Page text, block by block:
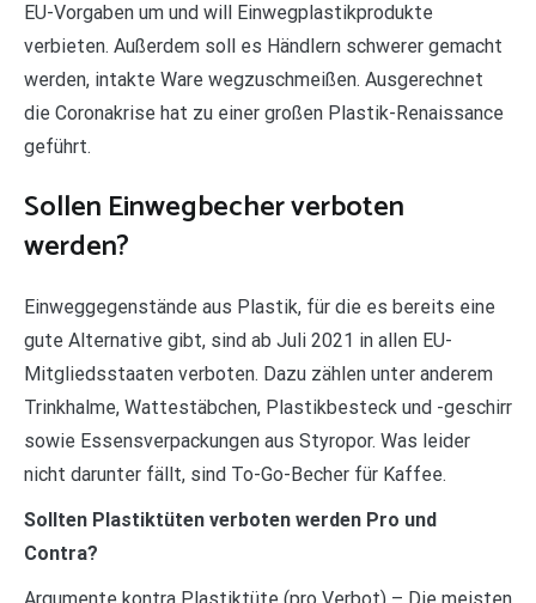
EU-Vorgaben um und will Einwegplastikprodukte
verbieten. Außerdem soll es Händlern schwerer gemacht
werden, intakte Ware wegzuschmeißen. Ausgerechnet
die Coronakrise hat zu einer großen Plastik-Renaissance
geführt.
Sollen Einwegbecher verboten
werden?
Einweggegenstände aus Plastik, für die es bereits eine
gute Alternative gibt, sind ab Juli 2021 in allen EU-
Mitgliedsstaaten verboten. Dazu zählen unter anderem
Trinkhalme, Wattestäbchen, Plastikbesteck und -geschirr
sowie Essensverpackungen aus Styropor. Was leider
nicht darunter fällt, sind To-Go-Becher für Kaffee.
Sollten Plastiktüten verboten werden Pro und
Contra?